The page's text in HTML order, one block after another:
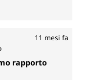
11 mesi fa
rapporto